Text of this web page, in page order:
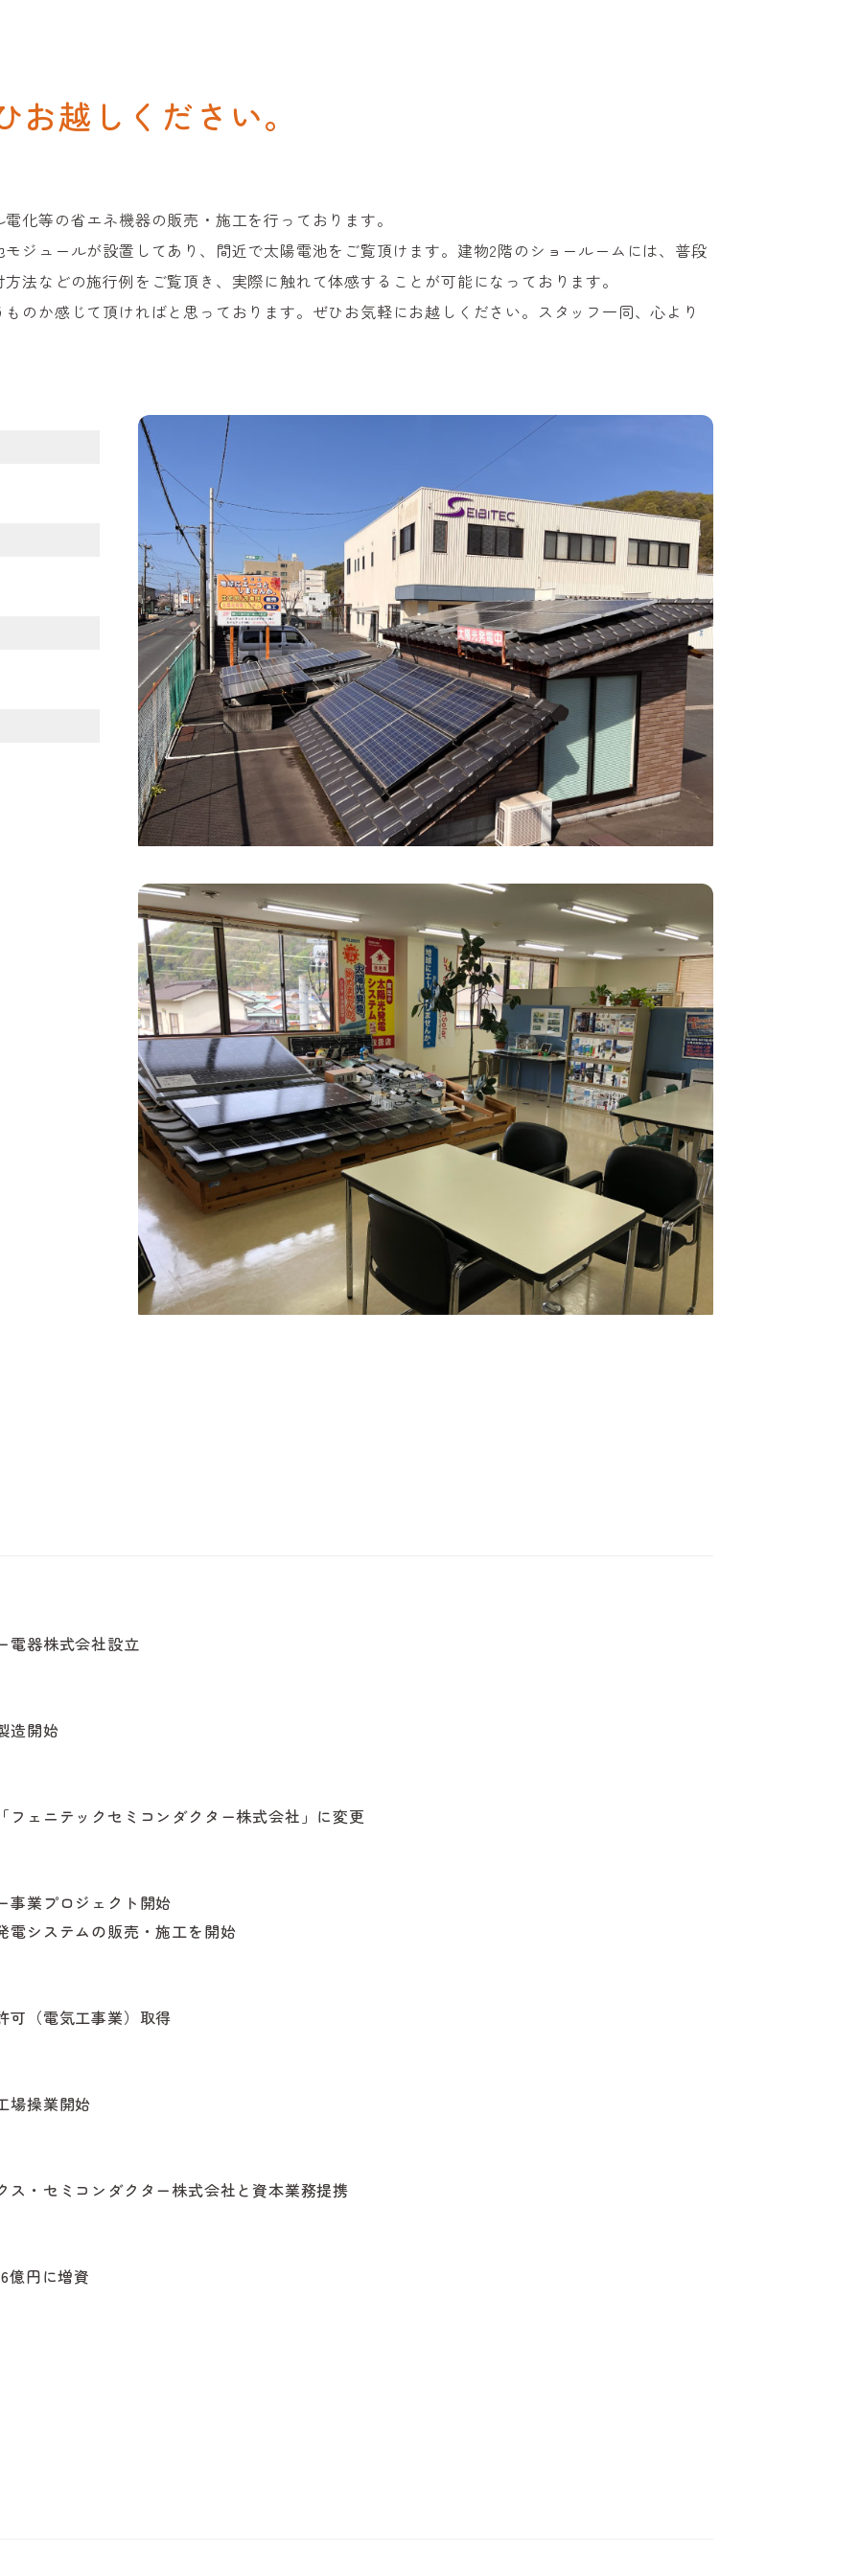
越しください。
化等の省エネ機器の販売・施工を行っております。
ジュールが設置してあり、間近で太陽電池をご覧頂けます。建物2階のショールームには、普段
法などの施行例をご覧頂き、実際に触れて体感することが可能になっております。
のか感じて頂ければと思っております。ぜひお気軽にお越しください。スタッフ一同、心より
電器株式会社設立
造開始
フェニテックセミコンダクター株式会社」に変更
事業プロジェクト開始
電システムの販売・施工を開始
可（電気工事業）取得
場操業開始
ス・セミコンダクター株式会社と資本業務提携
億円に増資